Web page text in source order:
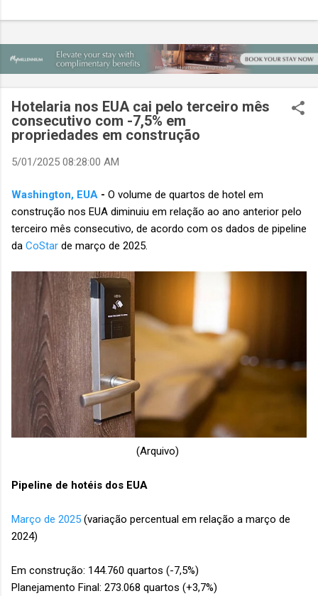
podem acessar os três eventos simultâneos A Travel Tech
Asia 2026 retorna de 21 a 23 de outubro de 2026 no Sands
compradores para explorar as inovações que moldam o futuro
das viagens. O evento também contará com a presença de
importantes nomes do setor e debates sobre as principais
tendências que impulsionam a próxima geração da tecnologia
Hotelaria nos EUA cai pelo terceiro mês
consecutivo com -7,5% em
propriedades em construção
5/01/2025 08:28:00 AM
Washington, EUA - O volume de quartos de hotel em
construção nos EUA diminuiu em relação ao ano anterior pelo
terceiro mês consecutivo, de acordo com os dados de pipeline
da CoStar de março de 2025.
(Arquivo)
Pipeline de hotéis dos EUA
Março de 2025 (variação percentual em relação a março de
2024)
Em construção: 144.760 quartos (-7,5%)
Planejamento Final: 273.068 quartos (+3,7%)